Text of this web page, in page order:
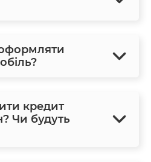
кредит
Чи будуть